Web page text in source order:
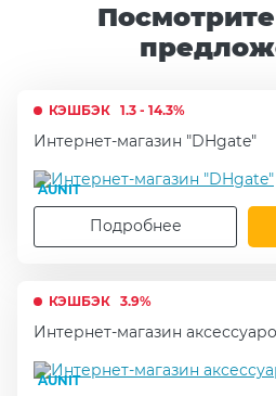
КЭШБЭК 1.3 - 14.3%
Интернет-магазин "DHgate"
AUNIT
Подробнее
КЭШБЭК 3.9%
Интернет-магазин
AUNIT